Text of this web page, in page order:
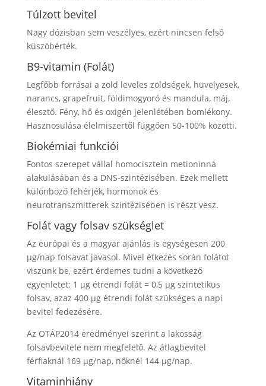
Túlzott bevitel
Nagy dózisban sem veszélyes, ezért nincsen felső
küszöbérték.
B9-vitamin (Folát)
Legfőbb forrásai a zöld leveles zöldségek, hüvelyesek,
narancs, grapefruit, földimogyoró és mandula, máj,
élesztő. Fény, hő és oxigén jelenlétében bomlékony.
Hasznosulása élelmiszertől függően 50-100% közötti.
Biokémiai funkciói
Fontos szerepet vállal homocisztein metioninná
alakulásában és a DNS-szintézisében. Ezek mellett
különböző fehérjék, hormonok és
neurotranszmitterek szintézisében is részt vesz.
Folát vagy folsav szükséglet
Az európai és a magyar ajánlás is egységesen 200
μg/nap folsavat javasol. Mivel étkezés során folátot
viszünk be, ezért érdemes tudni a következő
egyenletet: 1 μg étrendi folát = 0,5 μg szintetikus
folsav, azaz 400 μg étrendi folát szükséges a napi
bevitel fedezésére.
Az OTÁP2014 eredményei szerint a lakosság
folsavbevitele nem megfelelő. Az átlagbevitel
férfiaknál 169 μg/nap, nőknél 144 μg/nap.
Vitaminhiány